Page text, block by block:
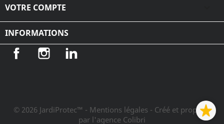
VOTRE COMPTE
INFORMATIONS
Facebook Instagram
© 2026 JardiProtec™ - Mentions légales - Créé et propulsé
par l'agence Colibri